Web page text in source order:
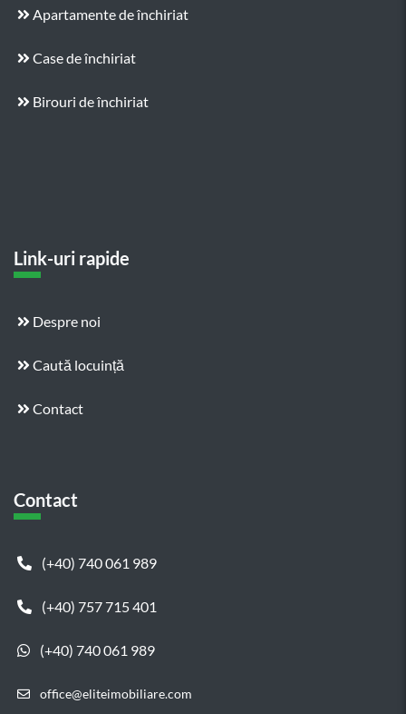
Apartamente de închiriat
Case de închiriat
Birouri de închiriat
Link-uri rapide
Despre noi
Caută locuință
Contact
Contact
(+40) 740 061 989
(+40) 757 715 401
(+40) 740 061 989
office@eliteimobiliare.com